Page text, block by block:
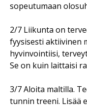
sopeutumaan
2/7 Liikunta on
fyysisesti aktiivinen
hyvinvointiisi,
Se on kuin laittaisi
3/7 Aloita maltilla.
tunnin treeni. Lisää